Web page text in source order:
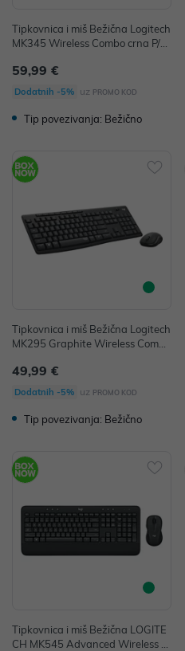
Tipkovnica i miš Bežična Logitech
MK345 Wireless Combo crna P/N:
59,99 €
Dodatnih -5% uz PROMO KOD
Tip povezivanja: Bežično
Tipkovnica i miš Bežična Logitech
MK295 Graphite Wireless Combo
49,99 €
Dodatnih -5% uz PROMO KOD
Tip povezivanja: Bežično
Tipkovnica i miš Bežična LOGITE
CH MK545 Advanced Wireless K